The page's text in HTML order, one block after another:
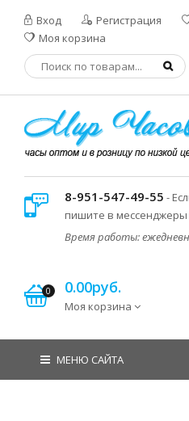
Вход Регистрация
Моя корзина
8-951-547-49-55 -
пишите в мессенджеры
Время работы:
0 0.00руб.
Моя корзина
МЕНЮ САЙТА